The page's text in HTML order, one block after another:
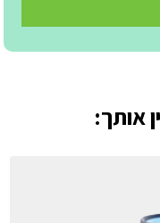
אותך: